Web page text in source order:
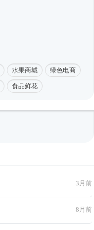
水果商城 绿色电商
食品鲜花
3月前
8月前